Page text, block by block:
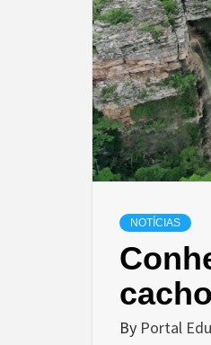
NOTÍCIAS
By Portal